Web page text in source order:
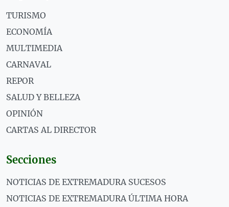
TURISMO
ECONOMÍA
MULTIMEDIA
CARNAVAL
REPOR
SALUD Y BELLEZA
OPINIÓN
CARTAS AL DIRECTOR
Secciones
NOTICIAS DE EXTREMADURA SUCESOS
NOTICIAS DE EXTREMADURA ÚLTIMA HORA